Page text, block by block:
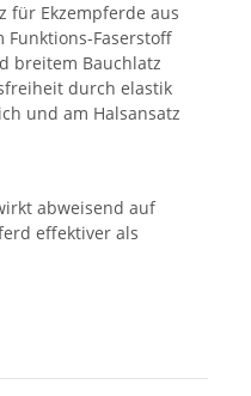
für Ekzempferde aus
Funktions-Faserstoff
breitem Bauchlatz
durch elastik
und am Halsansatz
abweisend auf
effektiver als